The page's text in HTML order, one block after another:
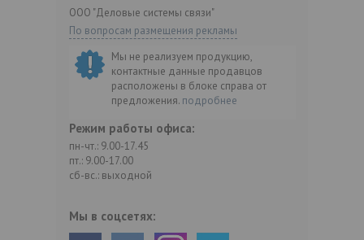
ООО "Деловые системы связи"
По вопросам размещения рекламы
Мы не реализуем продукцию,
контактные данные продавцов
расположены в блоке справа от
предложения. подробнее
Режим работы офиса:
пн-чт.: 9.00-17.45
пт.: 9.00-17.00
сб-вс.: выходной
Мы в соцсетях: